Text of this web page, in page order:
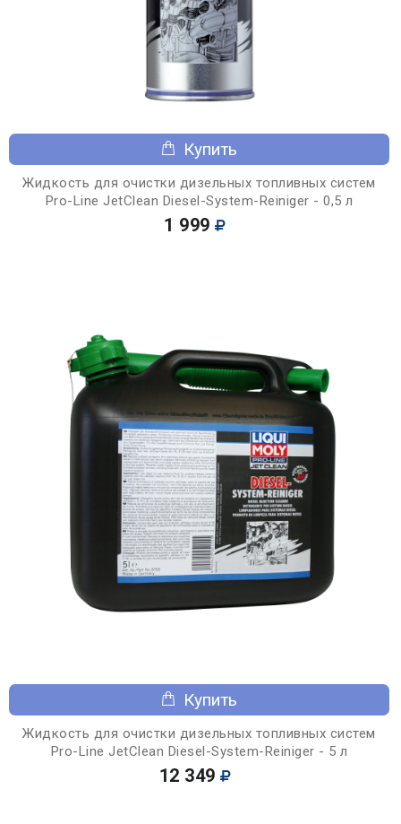
Купить
Жидкость для очистки дизельных топливных систем
Pro-Line JetClean Diesel-System-Reiniger - 0,5 л
1 999
Купить
Жидкость для очистки дизельных топливных систем
Pro-Line JetClean Diesel-System-Reiniger - 5 л
12 349